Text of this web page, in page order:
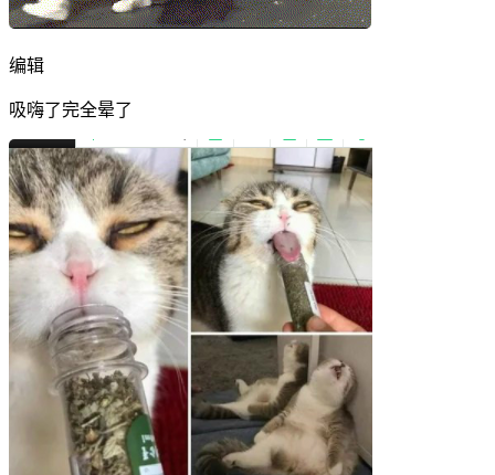
编辑
吸嗨了完全晕了